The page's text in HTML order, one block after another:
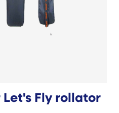
Fly rollator